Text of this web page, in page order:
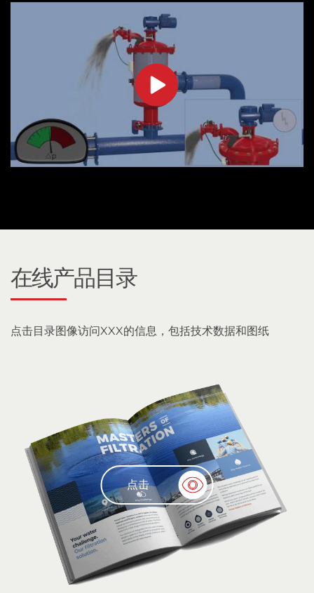
在线产品目录
点击目录图像访问XXX的信息，包括技术数据和图纸
点击